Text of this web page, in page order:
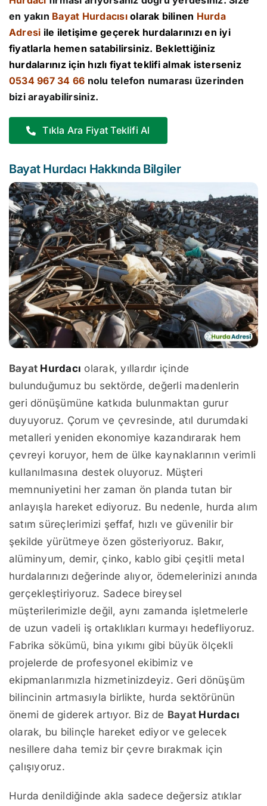
en yakın Bayat Hurdacısı olarak bilinen Hurda
Adresi ile iletişime geçerek hurdalarınızı en iyi
fiyatlarla hemen satabilirsiniz. Beklettiğiniz
hurdalarınız için hızlı fiyat teklifi almak isterseniz
0534 967 34 66 nolu telefon numarası üzerinden
bizi arayabilirsiniz.
Tıkla Ara Fiyat Teklifi Al
Bayat Hurdacı Hakkında Bilgiler
Bayat Hurdacı olarak, yıllardır içinde
bulunduğumuz bu sektörde, değerli madenlerin
geri dönüşümüne katkıda bulunmaktan gurur
duyuyoruz. Çorum ve çevresinde, atıl durumdaki
metalleri yeniden ekonomiye kazandırarak hem
çevreyi koruyor, hem de ülke kaynaklarının verimli
kullanılmasına destek oluyoruz. Müşteri
memnuniyetini her zaman ön planda tutan bir
anlayışla hareket ediyoruz. Bu nedenle, hurda alım
satım süreçlerimizi şeffaf, hızlı ve güvenilir bir
şekilde yürütmeye özen gösteriyoruz. Bakır,
alüminyum, demir, çinko, kablo gibi çeşitli metal
hurdalarınızı değerinde alıyor, ödemelerinizi anında
gerçekleştiriyoruz. Sadece bireysel
müşterilerimizle değil, aynı zamanda işletmelerle
de uzun vadeli iş ortaklıkları kurmayı hedefliyoruz.
Fabrika sökümü, bina yıkımı gibi büyük ölçekli
projelerde de profesyonel ekibimiz ve
ekipmanlarımızla hizmetinizdeyiz. Geri dönüşüm
bilincinin artmasıyla birlikte, hurda sektörünün
önemi de giderek artıyor. Biz de Bayat Hurdacı
olarak, bu bilinçle hareket ediyor ve gelecek
nesillere daha temiz bir çevre bırakmak için
çalışıyoruz.
Hurda denildiğinde akla sadece değersiz atıklar